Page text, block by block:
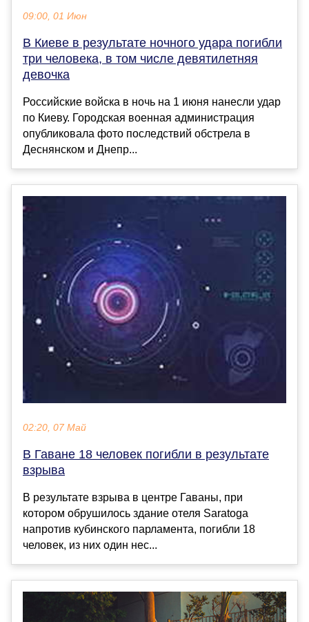
09:00, 01 Июн
В Киеве в результате ночного удара погибли
три человека, в том числе девятилетняя
девочка
Российские войска в ночь на 1 июня нанесли удар
по Киеву. Городская военная администрация
опубликовала фото последствий обстрела в
Деснянском и Днепр...
02:20, 07 Май
В Гаване 18 человек погибли в результате
взрыва
В результате взрыва в центре Гаваны, при
котором обрушилось здание отеля Saratoga
напротив кубинского парламента, погибли 18
человек, из них один нес...